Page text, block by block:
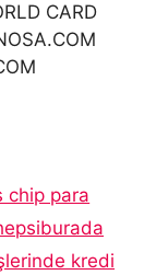
CARD
chip para
kredi